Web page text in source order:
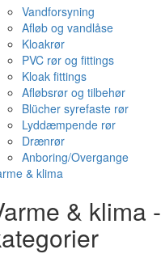
Vandforsyning
Afløb og vandlåse
Kloakrør
PVC rør og fittings
Kloak fittings
Afløbsrør og tilbehør
Blücher syrefaste rør
Lyddæmpende rør
Drænrør
Anboring/Overgange
& klima
& klima -